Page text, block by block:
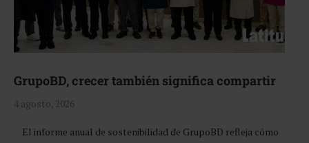
GrupoBD, crecer también significa compartir
4 agosto, 2026
El informe anual de sostenibilidad de GrupoBD refleja cómo